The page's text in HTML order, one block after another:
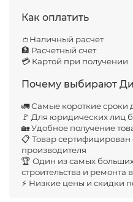
Как оплатить
👛Наличный расчет
🏦 Расчетный счет
💳 Картой при получении
Почему выбирают
🚛 Самые короткие сроки
🚩 Для юридических лиц
🏡 Удобное получение
📋 Товар
производителя
🏆 Один из самых
строительства и ремонта
⚡ Низкие цены и скидки